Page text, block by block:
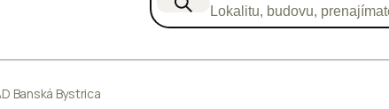
Lokalitu, budovu,
Banská Bystrica